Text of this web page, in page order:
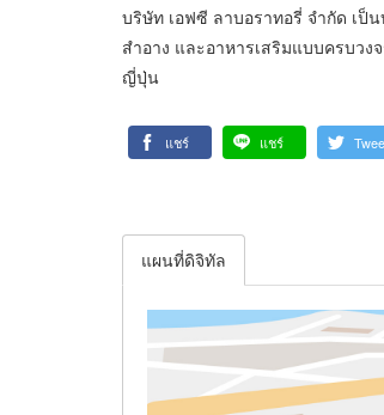
บริษัท เอฟซี ลาบอราทอรี่ จำกัด เป็
สำอาง และอาหารเสริมแบบครบว
ญี่ปุ่น
แชร์ แชร์
แผนที่ดิจิทัล